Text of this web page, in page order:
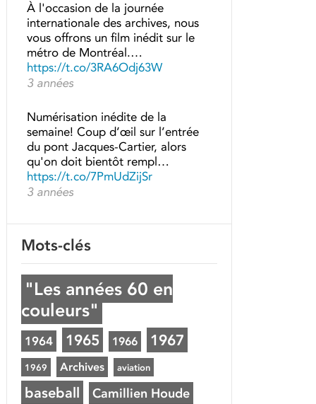
À l'occasion de la journée
internationale des archives, nous
vous offrons un film inédit sur le
métro de Montréal.…
https://t.co/3RA6Odj63W
3 années
Numérisation inédite de la
semaine! Coup d’œil sur l’entrée
du pont Jacques-Cartier, alors
qu'on doit bientôt rempl…
https://t.co/7PmUdZijSr
3 années
Mots-clés
"Les années 60 en
couleurs"
1964 1965 1966 1967
1969 Archives aviation
baseball Camillien Houde